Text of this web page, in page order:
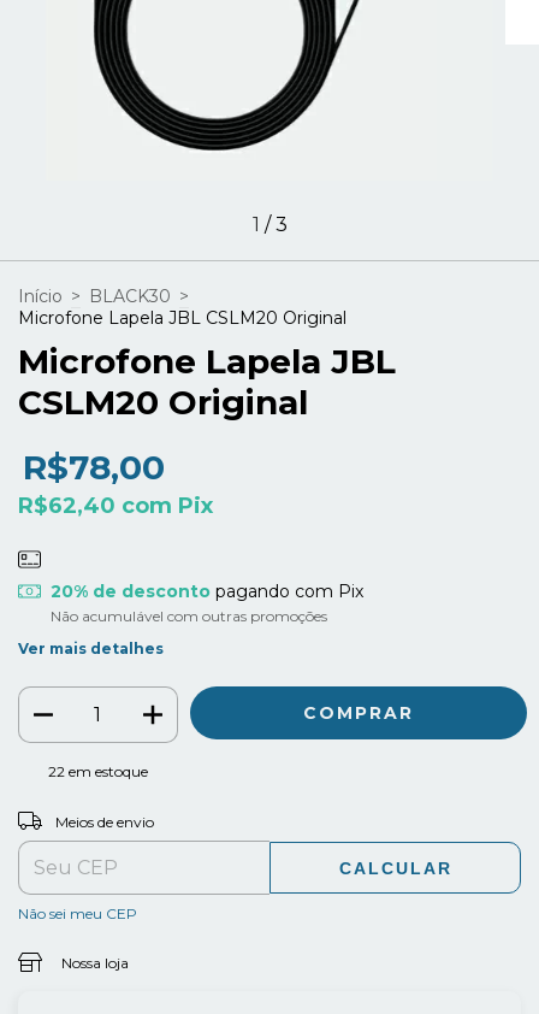
1 /3
Início > BLACK30 >
Microfone Lapela JBL CSLM20 Original
Microfone Lapela JBL
CSLM20 Original
R$78,00
R$62,40 com Pix
20% de descontopagando com Pix
Não acumulável com outras promoções
Ver mais detalhes
22em estoque
Entregas para o CEP:
Meios de envio
CALCULAR
Não sei meu CEP
Nossa loja